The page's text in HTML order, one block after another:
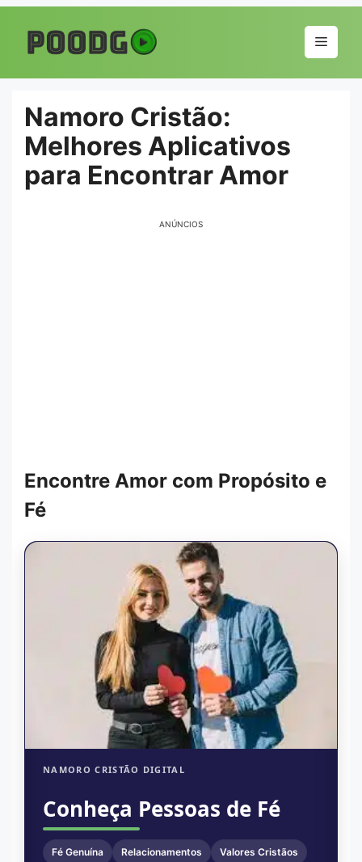
para
conteúdo
Menu
Namoro Cristão:
Melhores Aplicativos
para Encontrar Amor
ANÚNCIOS
Encontre Amor com Propósito e
Fé
NAMORO CRISTÃO DIGITAL
Conheça Pessoas de Fé
Fé Genuína Relacionamentos Valores Cristãos